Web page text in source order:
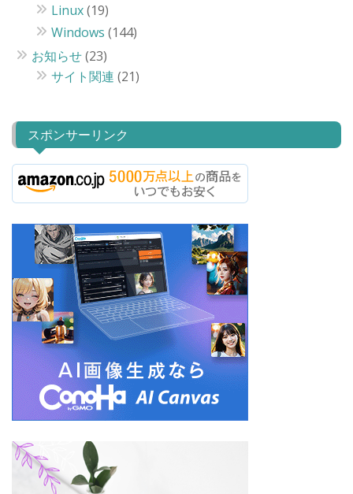
Linux(19)
Windows (144)
お知らせ(23)
サイト関連 (21)
スポンサーリンク